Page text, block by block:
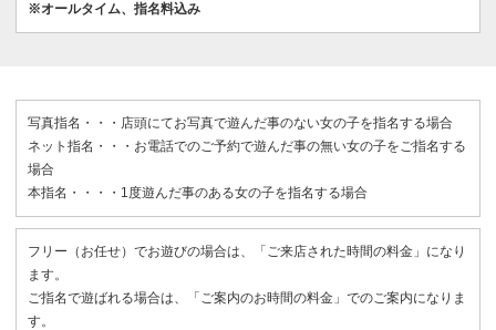
※オールタイム、指名料込み
写真指名・・・店頭にてお写真で遊んだ事のない女の子を指名する場合
ネット指名・・・お電話でのご予約で遊んだ事の無い女の子をご指名する
場合
本指名・・・・1度遊んだ事のある女の子を指名する場合
フリー（お任せ）でお遊びの場合は、「ご来店された時間の料金」になり
ます。
ご指名で遊ばれる場合は、「ご案内のお時間の料金」でのご案内になりま
す。